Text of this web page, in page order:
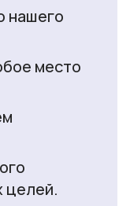
нашего
место
целей.